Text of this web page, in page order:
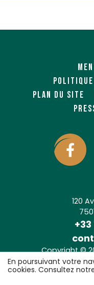
PLAN DU SITE
120
Copyright ©
En poursuivant votre
cookies. Consultez